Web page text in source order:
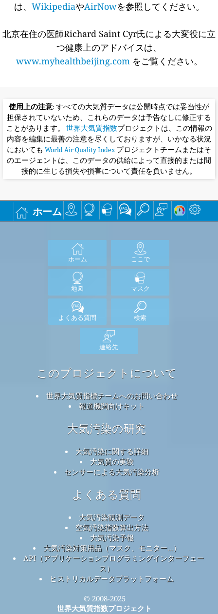
は、 WikipediaやAirNowを参照してください。
北京在住の医師Richard Saint Cyr氏による大変役に立
つ健康上のアドバイスは、
www.myhealthbeijing.com をご覧ください。
使用上の注意: すべての大気質データは公開時点では妥当性が
担保されていないため、これらのデータは予告なしに修正する
ことがあります。 世界大気質指数プロジェクトは、この情報の
内容を編集に最善の注意を尽くしておりますが、いかなる状況
においても World Air Quality Indexプロジェクトチームまたはそ
のエージェントは、このデータの供給によって直接的または間
接的に生じる損失や損害について責任を負いません。
ホーム
ホーム ここで
地図 マスク
よくある質問 検索
連絡先
このプロジェクトについて
世界大気質指標チームへのお問い合わせ
報道機関向けキット
大気汚染の研究
大気汚染に関する詳細
大気質の実験
センサーによる大気汚染分析
よくある質問
大気汚染観測データ
空気汚染指数算出方法
大気汚染予報
大気汚染対策用品（マスク、モニター...）
API（アプリケーションプログラミングインターフェー
ス）
ヒストリカルデータプラットフォーム
© 2008-2025
世界大気質指数プロジェクト